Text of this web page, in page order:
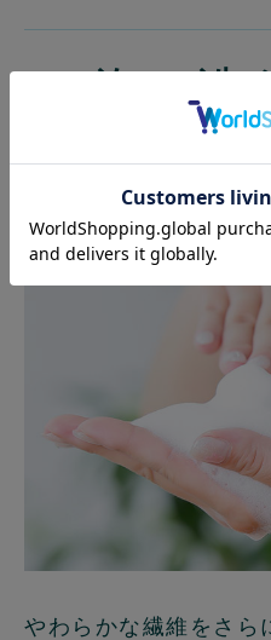
泡で洗
お肌が
やわらかな繊維をさら